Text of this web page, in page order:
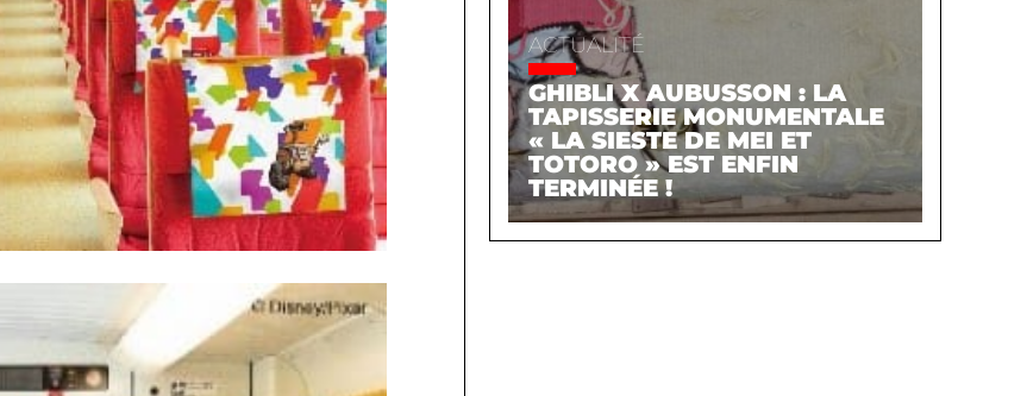
ACTUALITÉ
GHIBLI X AUBUSSON : LA
TAPISSERIE MONUMENTALE
« LA SIESTE DE MEI ET
TOTORO » EST ENFIN
TERMINÉE !